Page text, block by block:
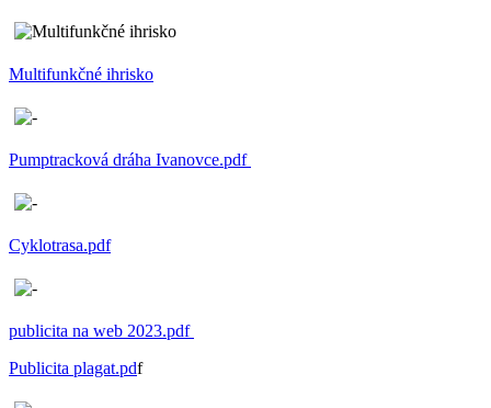
Multifunkčné ihrisko
Pumptracková dráha Ivanovce.pdf
Cyklotrasa.pdf
publicita na web 2023.pdf
Publicita plagat.pdf